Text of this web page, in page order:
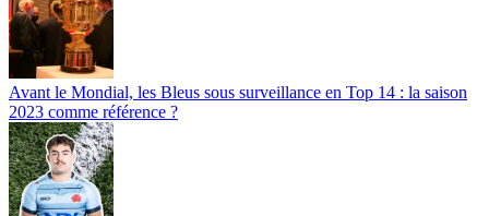
Avant le Mondial, les Bleus sous surveillance en Top 14 : la saison
2023 comme référence ?